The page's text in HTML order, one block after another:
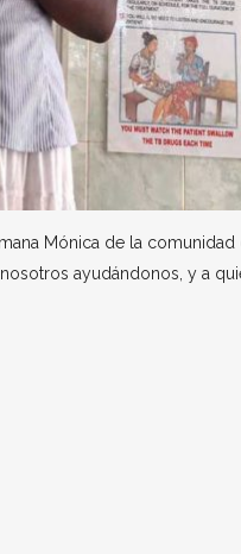
Mónica de la comunidad
ayudándonos, y a